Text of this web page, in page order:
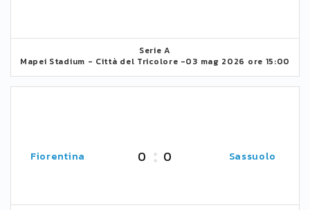
Serie A
Mapei Stadium - Città del Tricolore -03 mag 2026 ore 15:00
Fiorentina 0 0 Sassuolo